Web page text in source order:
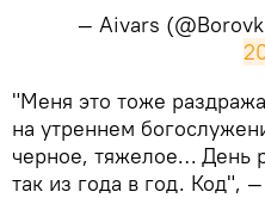
— Aivars
​"Меня это тоже
на утреннем
черное, тяжелое… День
так из года в год. Код",